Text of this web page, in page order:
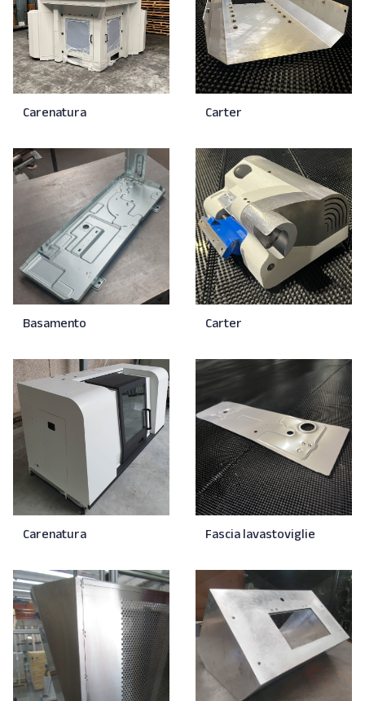
Carenatura Carter
Basamento Carter
Carenatura Fascia lavastoviglie